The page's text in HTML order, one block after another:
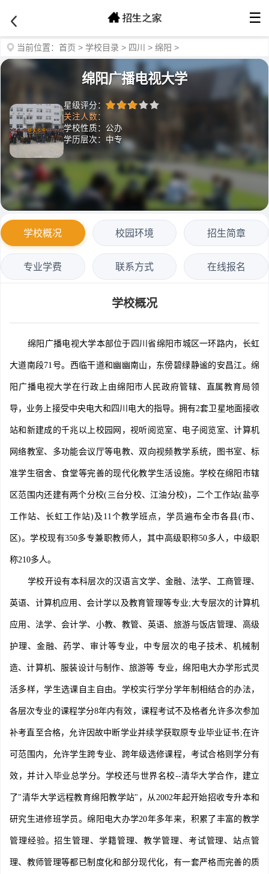
☰
当前位置： 首页 > 学校目录 > 四川 > 绵阳 >
绵阳广播电视大学
星级评分：
关注人数：
学校性质：公办
学历层次：中专
学校概况 校园环境 招生简章
专业学费 联系方式 在线报名
学校概况
绵阳广播电视大学本部位于四川省绵阳市城区一环路内，长虹
大道南段71号。西临干道和幽幽南山，东傍碧绿静谧的安昌江。绵
阳广播电视大学在行政上由绵阳市人民政府管辖、直属教育局领
导，业务上接受中央电大和四川电大的指导。拥有2套卫星地面接收
站和新建成的千兆以上校园网，视听阅览室、电子阅览室、计算机
网络教室、多功能会议厅等电教、双向视频教学系统，图书室、标
准学生宿舍、食堂等完善的现代化教学生活设施。学校在绵阳市辖
区范围内还建有两个分校(三台分校、江油分校)，二个工作站(盐亭
工作站、长虹工作站)及11个教学班点，学员遍布全市各县(市、
区)。学校现有350多专兼职教师人，其中高级职称50多人，中级职
称210多人。
学校开设有本科层次的汉语言文学、金融、法学、工商管理、
英语、计算机应用、会计学以及教育管理等专业;大专层次的计算机
应用、法学、会计学、小教、教管、英语、旅游与饭店管理、高级
护理、金融、药学、审计等专业，中专层次的电子技术、机械制
造、计算机、服装设计与制作、旅游等 专业，绵阳电大办学形式灵
活多样，学生选课自主自由。学校实行学分学年制相结合的办法，
各层次专业的课程学分8年内有效，课程考试不及格者允许多次参加
补考直至合格，允许因故中断学业并续学获取原专业毕业证书;在许
可范围内，允许学生跨专业、跨年级选修课程，考试合格则学分有
效，并计入毕业总学分。学校还与世界名校--清华大学合作，建立
了"清华大学远程教育绵阳教学站"，从2002年起开始招收专升本和
研究生进修班学员。绵阳电大办学20年多年来，积累了丰富的教学
管理经验。招生管理、学籍管理、教学管理、考试管理、站点管
理、教师管理等都已制度化和部分现代化，有一套严格而完善的质